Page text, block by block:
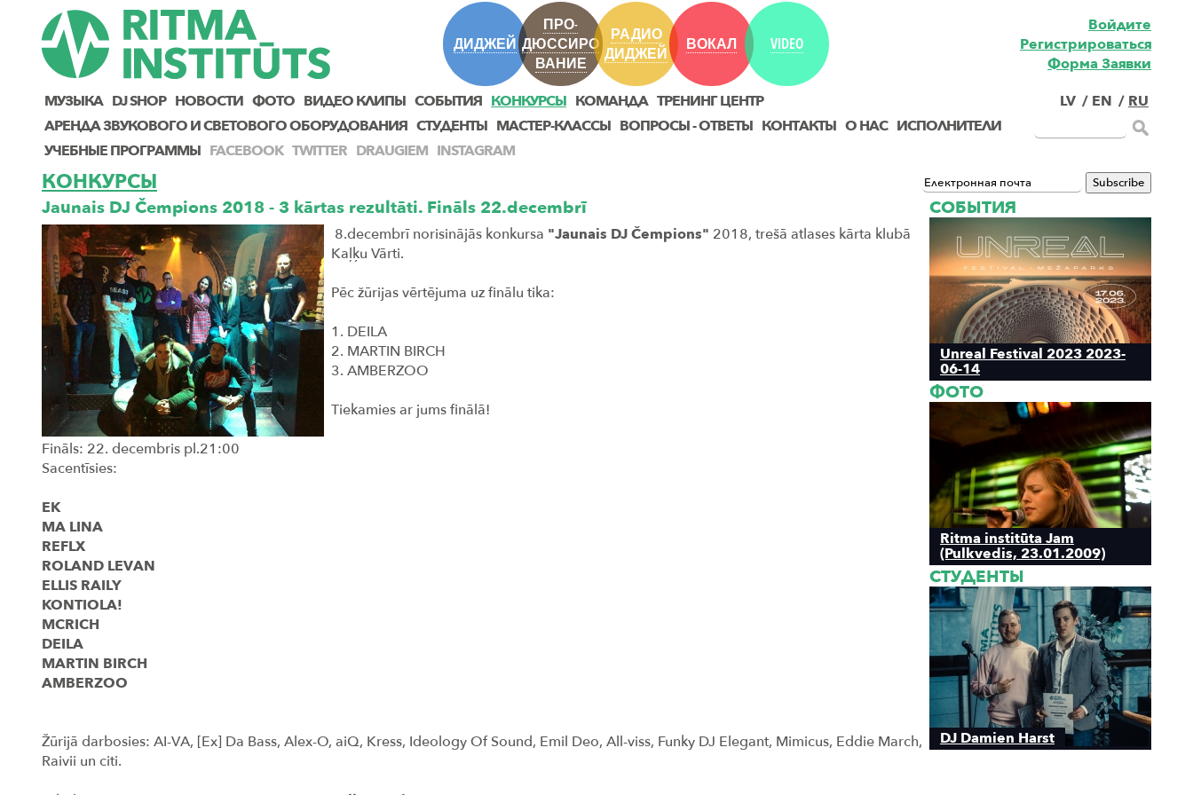
ДИДЖЕЙ
ПРО-
ДЮССИРО
ВАНИЕ
РАДИО
ДИДЖЕЙ
ВОКАЛ VIDEO
Войдите
Pегистрироваться
Форма Заявки
МУЗЫКА DJ SHOP НОВОСТИ ФОТО ВИДЕО КЛИПЫ СОБЫТИЯ КОНКУРСЫ КОМАНДА ТРЕНИНГ ЦЕНТР
AРЕНДА ЗВУКОВОГО И СВЕТОВОГО ОБОРУДОВАНИЯ СТУДЕНТЫ МАСТЕР-КЛАССЫ ВОПРОСЫ - ОТВЕТЫ КОНТАКТЫ О НАС ИСПОЛНИТЕЛИ
УЧЕБНЫЕ ПРОГРАММЫ FACEBOOK TWITTER DRAUGIEM INSTAGRAM
LV / EN / RU
КОНКУРСЫ
Jaunais DJ Čempions 2018 - 3 kārtas rezultāti. Fināls 22.decembrī
8.decembrī norisinājās konkursa "Jaunais DJ Čempions" 2018, trešā atlases kārta klubā
Kaļķu Vārti.
Pēc žūrijas vērtējuma uz finālu tika:
1. DEILA
2. MARTIN BIRCH
3. AMBERZOO
Tiekamies ar jums finālā!
Fināls: 22. decembris pl.21:00
Sacentīsies:
EK
MA LINA
REFLX
ROLAND LEVAN
ELLIS RAILY
KONTIOLA!
MCRICH
DEILA
MARTIN BIRCH
AMBERZOO
Žūrijā darbosies: AI-VA, [Ex] Da Bass, Alex-O, aiQ, Kress, Ideology Of Sound, Emil Deo, All-viss, Funky DJ Elegant, Mimicus, Eddie March,
Raivii un citi.
СОБЫТИЯ
Unreal Festival 2023 2023-
06-14
ФОТО
Ritma institūta Jam
(Pulkvedis, 23.01.2009)
СТУДЕНТЫ
DJ Damien Harst